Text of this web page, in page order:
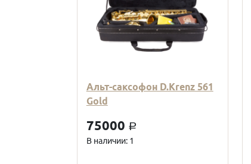
Альт-саксофон D.Krenz 561
Gold
75000 a
В наличии: 1